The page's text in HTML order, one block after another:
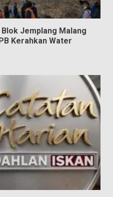
Jemplang Malang
Kerahkan Water